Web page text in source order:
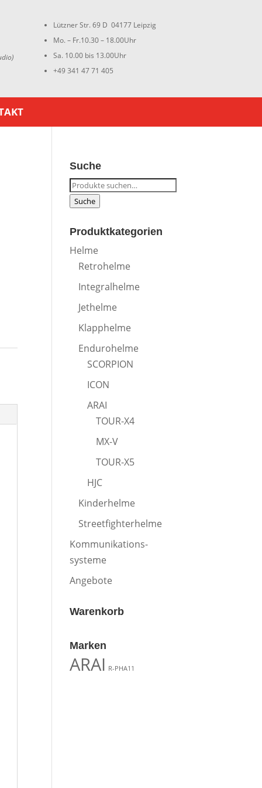
Lützner Str. 69 D 04177 Leipzig
Mo. – Fr.10.30 – 18.00Uhr
Sa. 10.00 bis 13.00Uhr
+49 341 47 71 405
Suche
Suche
nach:
Suche
Produktkategorien
Helme
Retrohelme
Integralhelme
Jethelme
Klapphelme
Endurohelme
SCORPION
ICON
ARAI
TOUR-X4
MX-V
TOUR-X5
HJC
Kinderhelme
Streetfighterhelme
Kommunikations-
systeme
Angebote
Warenkorb
Marken
ARAI R-PHA11